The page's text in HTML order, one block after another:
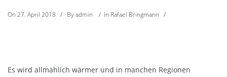
On 27. April 2018 / Byadmin / In Rafael Bringmann /
Es wird allmählich wärmer und in manchen Regionen